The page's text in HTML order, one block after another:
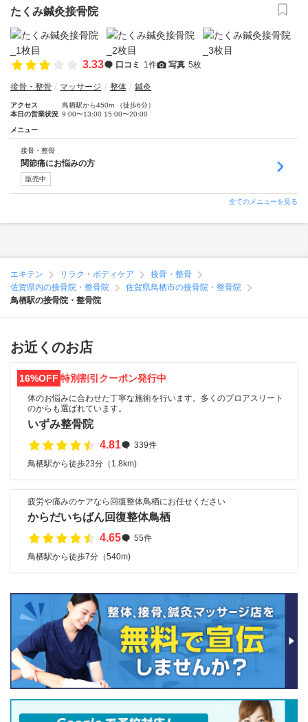
たくみ鍼灸接骨院
3.33 口コミ 1件 写真 5枚
接骨・整骨 マッサージ 整体 鍼灸
アクセス
鳥栖駅から450m （徒歩6分）
本日の営業状況 9:00〜13:00 15:00〜20:00
メニュー
接骨・整骨
関節痛にお悩みの方
販売中
全てのメニューを見る
エキテン リラク・ボディケア
接骨・整骨
佐賀県内の接骨院・整骨院
佐賀県鳥栖市の接骨院・整骨院
鳥栖駅の接骨院・整骨院
お近くのお店
16%OFF 特別割引クーポン発行中
体のお悩みに合わせた丁寧な施術を行います。多くのプロアスリート
のからも選ばれています。
いずみ整骨院
4.81
339件
鳥栖駅から徒歩23分（1.8km)
疲労や痛みのケアなら回復整体鳥栖にお任せください
からだいちばん回復整体鳥栖
4.65
55件
鳥栖駅から徒歩7分（540m)